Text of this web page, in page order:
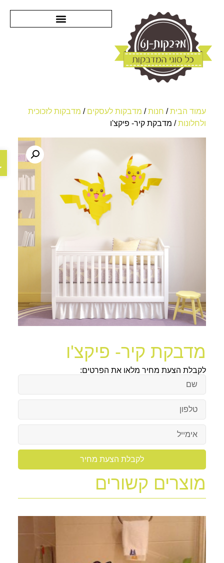
עמוד הבית/חנות/מדבקות לעסקים/מדבקות לזכוכית
ולחלונות/ מדבקת קיר- פיקצ'ו
מדבקת קיר- פיקצ'ו
לקבלת הצעת מחיר מלאו את הפרטים:
לקבלת הצעת מחיר
מוצרים קשורים